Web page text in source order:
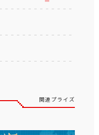
関連プライズ